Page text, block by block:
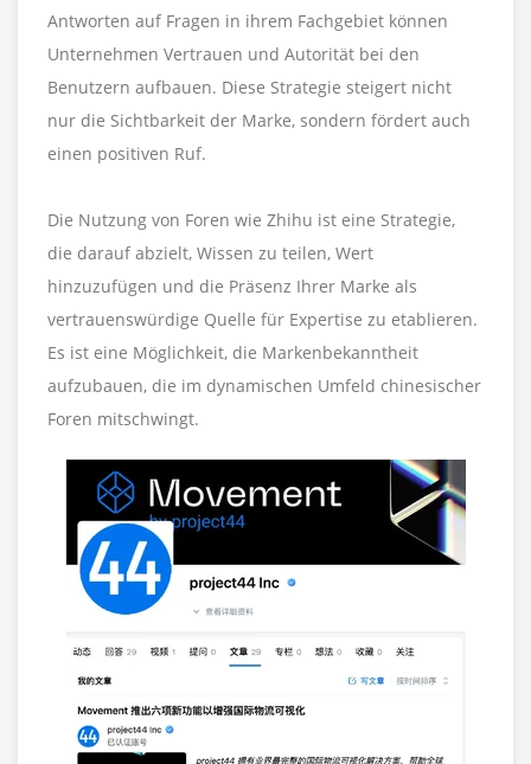
Antworten auf Fragen in ihrem Fachgebiet können
Unternehmen Vertrauen und Autorität bei den
Benutzern aufbauen. Diese Strategie steigert nicht
nur die Sichtbarkeit der Marke, sondern fördert auch
einen positiven Ruf.
Die Nutzung von Foren wie Zhihu ist eine Strategie,
die darauf abzielt, Wissen zu teilen, Wert
hinzuzufügen und die Präsenz Ihrer Marke als
vertrauenswürdige Quelle für Expertise zu etablieren.
Es ist eine Möglichkeit, die Markenbekanntheit
aufzubauen, die im dynamischen Umfeld chinesischer
Foren mitschwingt.